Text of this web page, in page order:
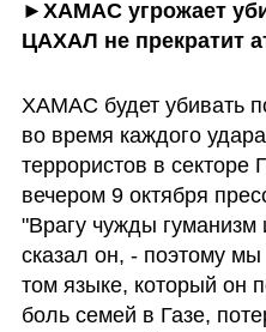
►ХАМАС угрожает
ЦАХАЛ не прекратит
ХАМАС будет убивать
во время каждого
террористов в секторе
вечером 9 октября
"Врагу чужды гуманизм
сказал он, - поэтому
том языке, который он
боль семей в Газе,